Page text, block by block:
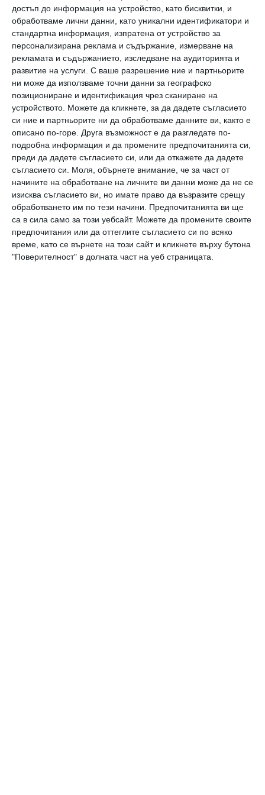
достъп до информация на устройство, като бисквитки, и
обработваме лични данни, като уникални идентификатори и
стандартна информация, изпратена от устройство за
персонализирана реклама и съдържание, измерване на
рекламата и съдържанието, изследване на аудиторията и
развитие на услуги. С ваше разрешение ние и партньорите
ни може да използваме точни данни за географско
позициониране и идентификация чрез сканиране на
устройството. Можете да кликнете, за да дадете съгласието
си ние и партньорите ни да обработваме данните ви, както е
описано по-горе. Друга възможност е да разгледате по-
подробна информация и да промените предпочитанията си,
преди да дадете съгласието си, или да откажете да дадете
съгласието си. Моля, обърнете внимание, че за част от
начините на обработване на личните ви данни може да не се
изисква съгласието ви, но имате право да възразите срещу
обработването им по тези начини. Предпочитанията ви ще
са в сила само за този уебсайт. Можете да промените своите
предпочитания или да оттеглите съгласието си по всяко
време, като се върнете на този сайт и кликнете върху бутона
"Поверителност" в долната част на уеб страницата.
доказват, никога не са доволни от себе си –
но не по онзи здравомислещ конкурентен
начин, а истински болезнено.
Перфекционизмът им е на всички нива и са
твърде строги към себе си.
3. Не умеят да изразяват чувствата
си
Не очаквайте от такъв тип човек да говори
открито за чувствата си. Причините са
много – липса на навик, срам, не очаква да
бъде разбран и т.н. Липсата на любов и
оценяване в детството прави такива хора